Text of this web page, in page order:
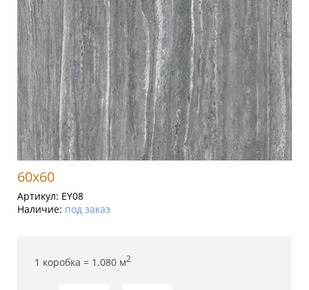
60x60
Артикул: EY08
Наличие: под заказ
1 коробка = 1.080 м2